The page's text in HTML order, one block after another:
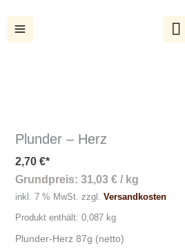
Plunder – Herz
2,70 €*
Grundpreis: 31,03 €/ kg
inkl. 7 % MwSt. zzgl. Versandkosten
Produkt enthält: 0,087 kg
Plunder-Herz 87g (netto)